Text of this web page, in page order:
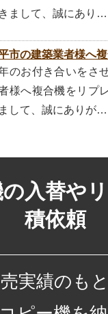
まして、誠にあり…
市の建築業者様へ
のお付き合いをさ
様へ複合機をリプ
して、誠にありが…
入替や
積依頼
実績のも